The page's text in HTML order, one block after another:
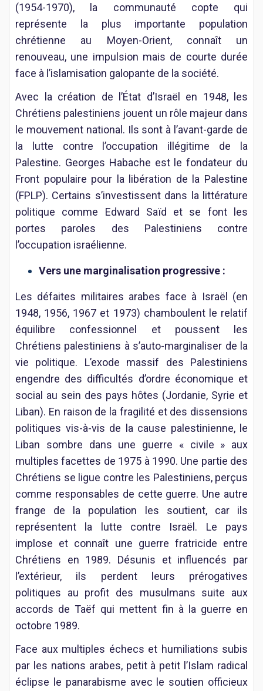
(1954-1970), la communauté copte qui
représente la plus importante population
chrétienne au Moyen-Orient, connaît un
renouveau, une impulsion mais de courte durée
face à l’islamisation galopante de la société.
Avec la création de l’État d’Israël en 1948, les
Chrétiens palestiniens jouent un rôle majeur dans
le mouvement national. Ils sont à l’avant-garde de
la lutte contre l’occupation illégitime de la
Palestine. Georges Habache est le fondateur du
Front populaire pour la libération de la Palestine
(FPLP). Certains s’investissent dans la littérature
politique comme Edward Saïd et se font les
portes paroles des Palestiniens contre
l’occupation israélienne.
Vers une marginalisation progressive :
Les défaites militaires arabes face à Israël (en
1948, 1956, 1967 et 1973) chamboulent le relatif
équilibre confessionnel et poussent les
Chrétiens palestiniens à s’auto-marginaliser de la
vie politique. L’exode massif des Palestiniens
engendre des difficultés d’ordre économique et
social au sein des pays hôtes (Jordanie, Syrie et
Liban). En raison de la fragilité et des dissensions
politiques vis-à-vis de la cause palestinienne, le
Liban sombre dans une guerre « civile » aux
multiples facettes de 1975 à 1990. Une partie des
Chrétiens se ligue contre les Palestiniens, perçus
comme responsables de cette guerre. Une autre
frange de la population les soutient, car ils
représentent la lutte contre Israël. Le pays
implose et connaît une guerre fratricide entre
Chrétiens en 1989. Désunis et influencés par
l’extérieur, ils perdent leurs prérogatives
politiques au profit des musulmans suite aux
accords de Taëf qui mettent fin à la guerre en
octobre 1989.
Face aux multiples échecs et humiliations subis
par les nations arabes, petit à petit l’Islam radical
éclipse le panarabisme avec le soutien officieux